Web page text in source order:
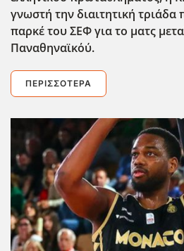
γνωστή την διαιτητική τριάδα
παρκέτου ΣΕΦ για το ματς
Παναθηναϊκ΄ού.
ΠΕΡΙΣΣΌΤΕΡΑ